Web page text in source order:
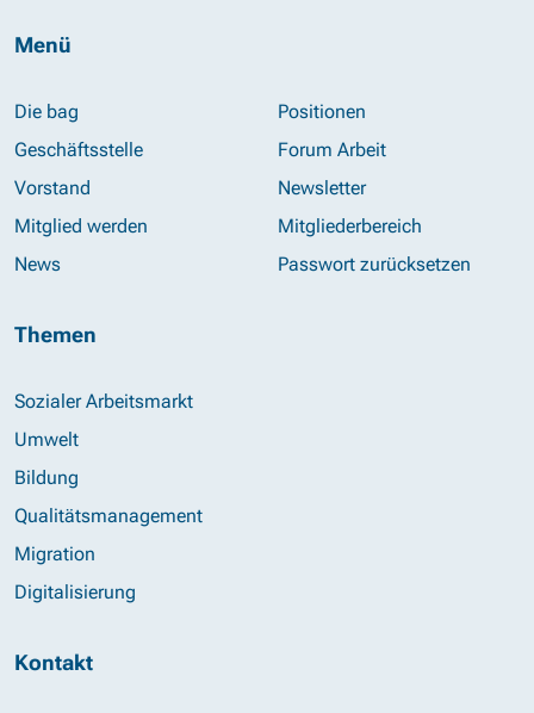
Menü
Die bag
Geschäftsstelle
Vorstand
Mitglied werden
News
Positionen
Forum Arbeit
Newsletter
Mitgliederbereich
Passwort zurücksetzen
Themen
Sozialer Arbeitsmarkt
Umwelt
Bildung
Qualitätsmanagement
Migration
Digitalisierung
Kontakt